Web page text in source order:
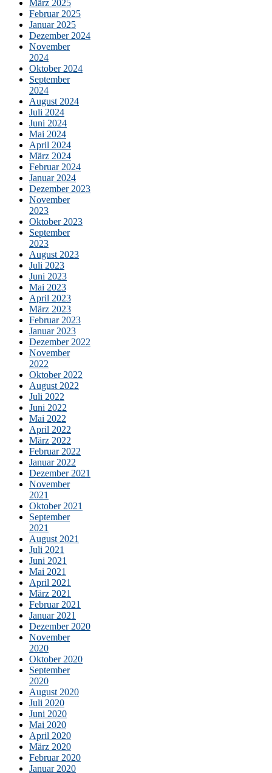
März 2025
Februar 2025
Januar 2025
Dezember 2024
November
2024
Oktober 2024
September
2024
August 2024
Juli 2024
Juni 2024
Mai 2024
April 2024
März 2024
Februar 2024
Januar 2024
Dezember 2023
November
2023
Oktober 2023
September
2023
August 2023
Juli 2023
Juni 2023
Mai 2023
April 2023
März 2023
Februar 2023
Januar 2023
Dezember 2022
November
2022
Oktober 2022
August 2022
Juli 2022
Juni 2022
Mai 2022
April 2022
März 2022
Februar 2022
Januar 2022
Dezember 2021
November
2021
Oktober 2021
September
2021
August 2021
Juli 2021
Juni 2021
Mai 2021
April 2021
März 2021
Februar 2021
Januar 2021
Dezember 2020
November
2020
Oktober 2020
September
2020
August 2020
Juli 2020
Juni 2020
Mai 2020
April 2020
März 2020
Februar 2020
Januar 2020